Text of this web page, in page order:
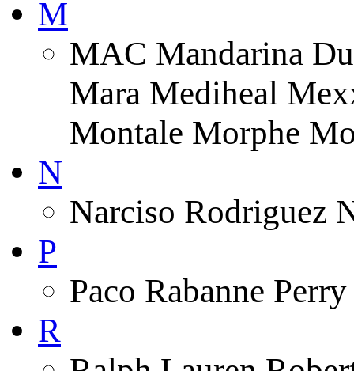
M
MAC Mandarina
Mara Mediheal
Montale Morphe
N
Narciso Rodriguez
P
Paco Rabanne
R